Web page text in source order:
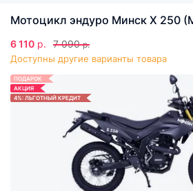
Мотоцикл эндуро Минск X 250
6 110 р. 7 090 р.
Доступны другие варианты товара
ПОДАРОК
АКЦИЯ
4%: ЛЬГОТНЫЙ КРЕДИТ